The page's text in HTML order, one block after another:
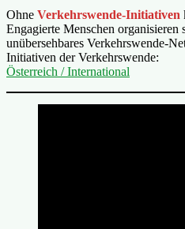
Ohne Verkehrswende-Initiativen
Engagierte Menschen organisieren
unübersehbares Verkehrswende-
Initiativen der Verkehrswende:
Österreich / International